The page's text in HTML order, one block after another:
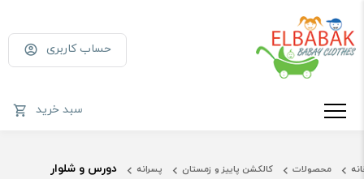
حساب کاربری
سبد خرید
محصولات کالکشن پاییز و زمستان پسرانه دورس و شلوار